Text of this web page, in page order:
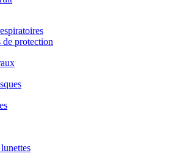
protection